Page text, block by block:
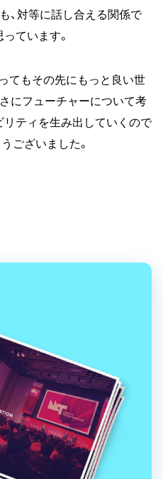
、対等に話し合える関係で
ています。
てもその先にもっと良い世
にフューチャーについて考
リティを生み出していくので
ございました。